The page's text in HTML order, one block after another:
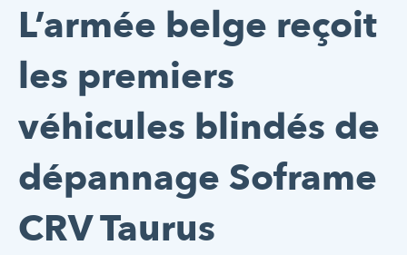
L’armée belge reçoit
les premiers
véhicules blindés de
dépannage Soframe
CRV Taurus